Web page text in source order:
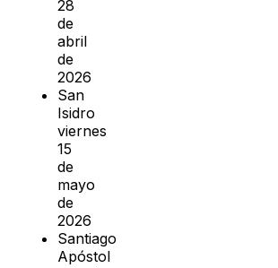
28
de
abril
de
2026
San
Isidro
viernes
15
de
mayo
de
2026
Santiago
Apóstol